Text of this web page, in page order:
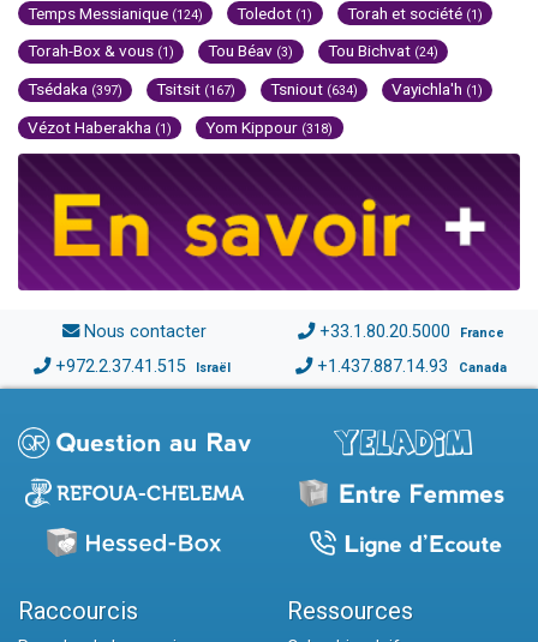
Temps Messianique (124) Toledot (1) Torah et société (1)
Torah-Box & vous (1) Tou Béav (3) Tou Bichvat (24)
Tsédaka (397) Tsitsit (167) Tsniout (634) Vayichla'h (1)
Vézot Haberakha (1) Yom Kippour (318)
Nous contacter +33.1.80.20.5000 France
+972.2.37.41.515 Israël +1.437.887.14.93 Canada
Raccourcis Ressources